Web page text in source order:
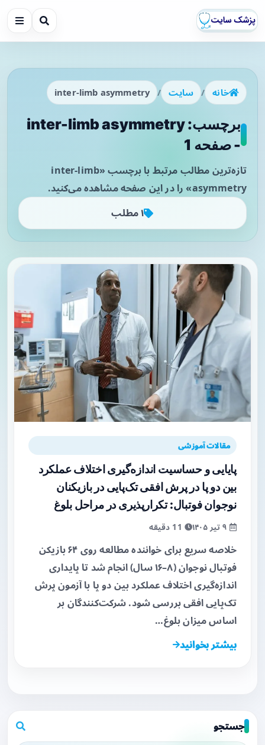
خانه / سایت /
inter-limb asymmetry
برچسب: inter-limb asymmetry
- صفحه 1
تازه‌ترین مطالب مرتبط با برچسب «inter-limb
asymmetry» را در این صفحه مشاهده می‌کنید.
۱ مطلب
مقالات آموزشی
پایایی و حساسیت اندازه‌گیری اختلاف عملکرد
بین دو پا در پرش افقی تک‌پایی در بازیکنان
نوجوان فوتبال: تکرارپذیری در مراحل بلوغ
خلاصه سریع برای خواننده مطالعه روی ۶۴ بازیکن
فوتبال نوجوان (۸–۱۶ سال) انجام شد تا پایداری
اندازه‌گیری اختلاف عملکرد بین دو پا با آزمون پرش
تک‌پایی افقی بررسی شود. شرکت‌کنندگان بر
اساس میزان بلوغ…
بیشتر بخوانید
جستجو